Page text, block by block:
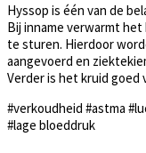
Hyssop is één van de
Bij inname verwarmt
te sturen. Hierdoor
aangevoerd en
Verder is het kruid goed
#verkoudheid #astma
#lage bloeddruk